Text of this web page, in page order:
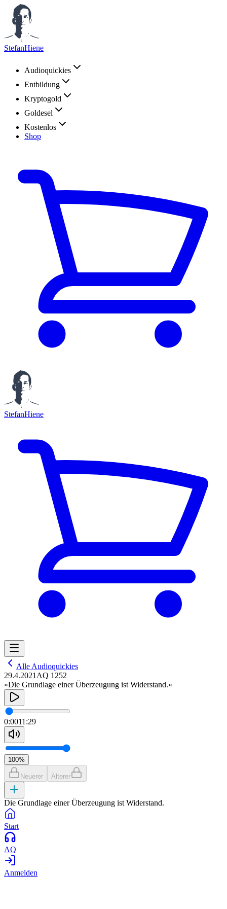
StefanHiene
Audioquickies
Entbildung
Kryptogold
Goldesel
Kostenlos
Shop
StefanHiene
Alle Audioquickies
29.4.2021 AQ 1252
»Die Grundlage einer Überzeugung ist Widerstand.«
0:0011:29
100%
Neuerer Älterer
Die Grundlage einer Überzeugung ist Widerstand.
Start
AQ
Anmelden